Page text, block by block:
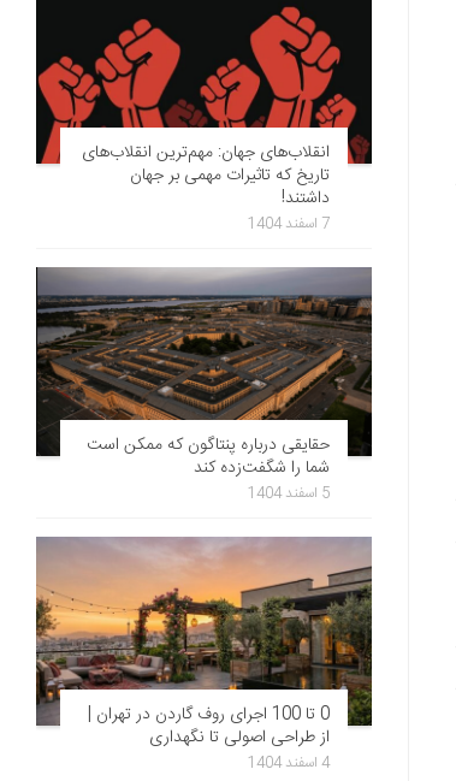
انقلاب‌های جهان: مهم‌ترین انقلاب‌های
تاریخ که تاثیرات مهمی بر جهان
داشتند!
7 اسفند 1404
حقایقی درباره پنتاگون که ممکن است
شما را شگفت‌زده کند
5 اسفند 1404
0 تا 100 اجرای روف گاردن در تهران |
از طراحی اصولی تا نگهداری
4 اسفند 1404